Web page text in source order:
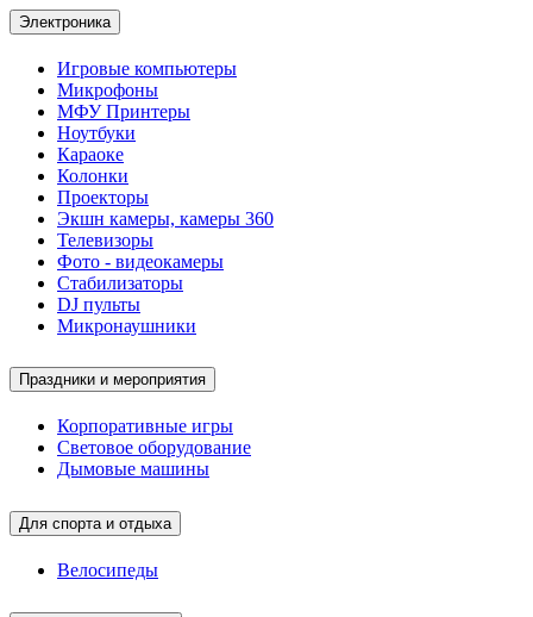
Электроника
Игровые компьютеры
Микрофоны
МФУ Принтеры
Ноутбуки
Караоке
Колонки
Проекторы
Экшн камеры, камеры 360
Телевизоры
Фото - видеокамеры
Стабилизаторы
DJ пульты
Микронаушники
Праздники и мероприятия
Корпоративные игры
Световое оборудование
Дымовые машины
Для спорта и отдыха
Велосипеды